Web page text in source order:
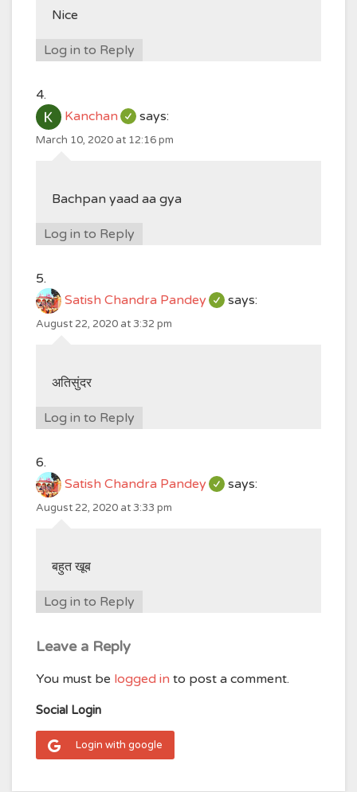
Nice
Log in to Reply
Kanchan says:
March 10, 2020 at 12:16 pm
Bachpan yaad aa gya
Log in to Reply
Satish Chandra Pandey says:
August 22, 2020 at 3:32 pm
अतिसुंदर
Log in to Reply
Satish Chandra Pandey says:
August 22, 2020 at 3:33 pm
बहुत खूब
Log in to Reply
Leave a Reply
You must be logged in to post a comment.
Social Login
Login with google